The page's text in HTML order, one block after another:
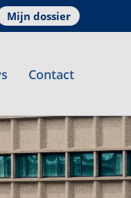
Mijn dossier
Contact